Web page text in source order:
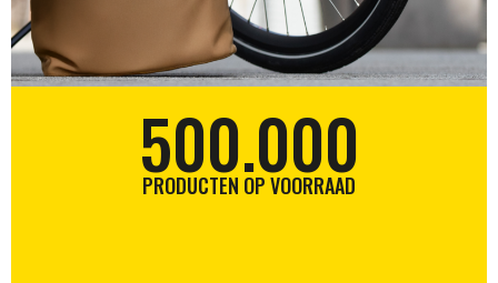
500.000
PRODUCTEN OP VOORRAAD